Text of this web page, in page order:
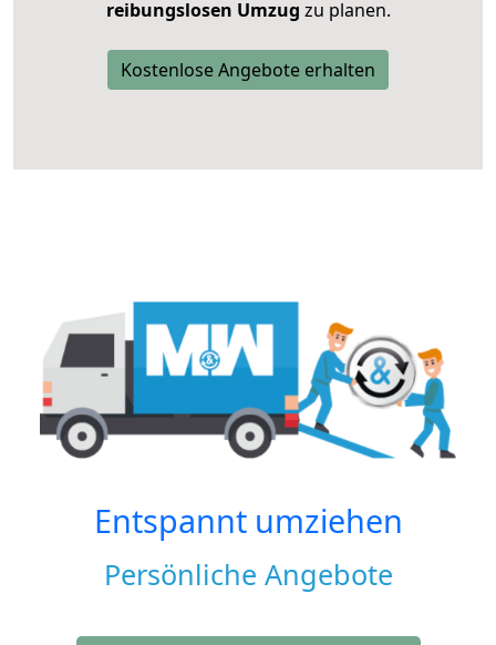
reibungslosen Umzug zu planen.
Kostenlose Angebote erhalten
Entspannt umziehen
Persönliche Angebote